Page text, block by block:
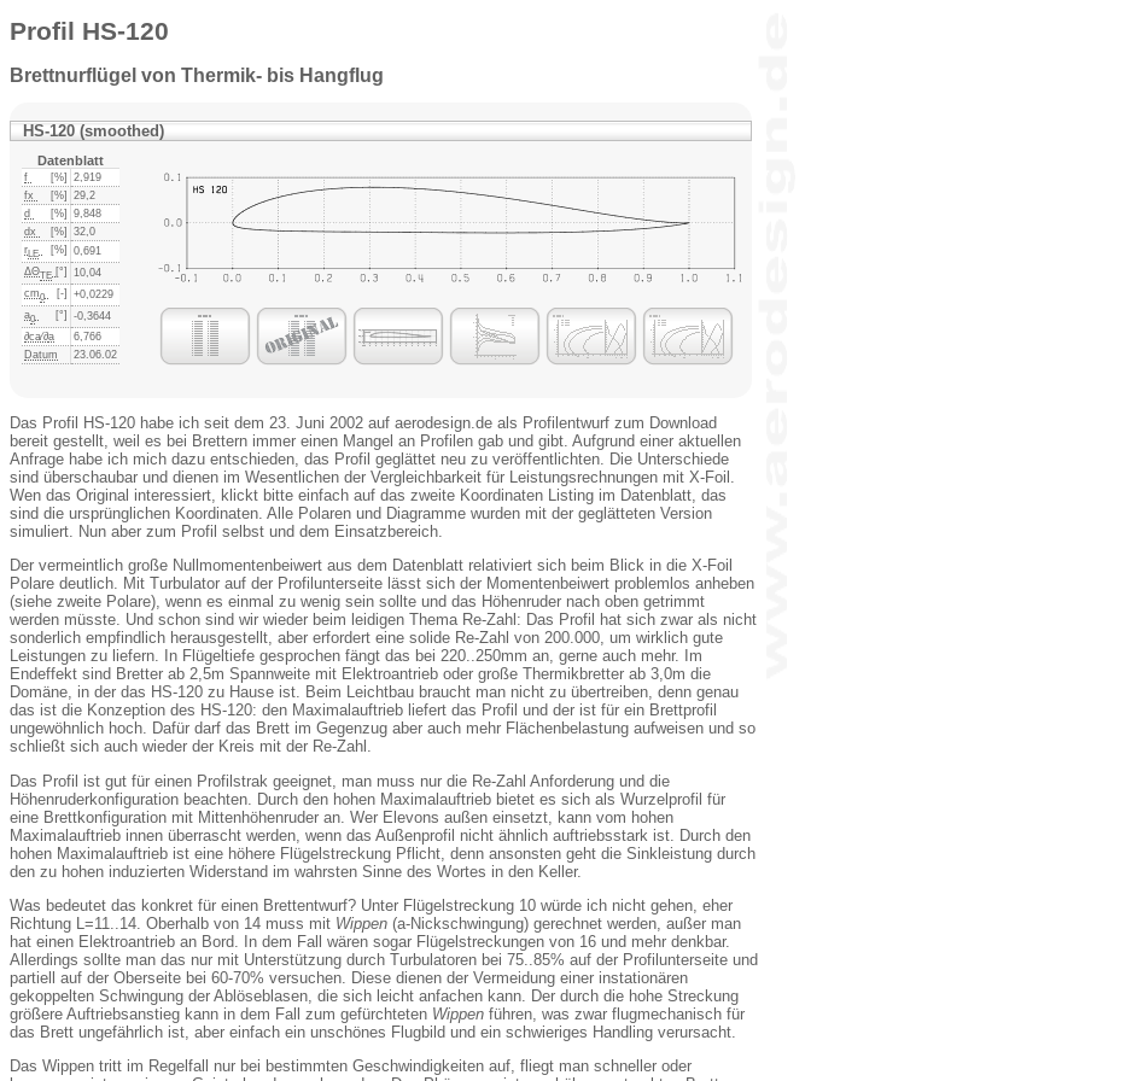
Profil HS-120
Brettnurflügel von Thermik- bis Hangflug
HS-120 (smoothed)
Datenblatt
f [%]
2,919
fx
[%]
29,2
d
[%]
9,848
dx
[%]
32,0
r LE [%]
0,691
ΔΘTE [°]
10,04
cm0 [-]
+0,0229
a0 [°]
-0,3644
∂ca⁄∂a
6,766
Datum
23.06.02
Das Profil HS-120 habe ich seit dem 23. Juni 2002 auf aerodesign.de als Profilentwurf zum Download
bereit gestellt, weil es bei Brettern immer einen Mangel an Profilen gab und gibt. Aufgrund einer aktuellen
Anfrage habe ich mich dazu entschieden, das Profil geglättet neu zu veröffentlichten. Die Unterschiede
sind überschaubar und dienen im Wesentlichen der Vergleichbarkeit für Leistungsrechnungen mit X-Foil.
Wen das Original interessiert, klickt bitte einfach auf das zweite Koordinaten Listing im Datenblatt, das
sind die ursprünglichen Koordinaten. Alle Polaren und Diagramme wurden mit der geglätteten Version
simuliert. Nun aber zum Profil selbst und dem Einsatzbereich.
Der vermeintlich große Nullmomentenbeiwert aus dem Datenblatt relativiert sich beim Blick in die X-Foil
Polare deutlich. Mit Turbulator auf der Profilunterseite lässt sich der Momentenbeiwert problemlos anheben
(siehe zweite Polare), wenn es einmal zu wenig sein sollte und das Höhenruder nach oben getrimmt
werden müsste. Und schon sind wir wieder beim leidigen Thema Re-Zahl: Das Profil hat sich zwar als nicht
sonderlich empfindlich herausgestellt, aber erfordert eine solide Re-Zahl von 200.000, um wirklich gute
Leistungen zu liefern. In Flügeltiefe gesprochen fängt das bei 220..250mm an, gerne auch mehr. Im
Endeffekt sind Bretter ab 2,5m Spannweite mit Elektroantrieb oder große Thermikbretter ab 3,0m die
Domäne, in der das HS-120 zu Hause ist. Beim Leichtbau braucht man nicht zu übertreiben, denn genau
das ist die Konzeption des HS-120: den Maximalauftrieb liefert das Profil und der ist für ein Brettprofil
ungewöhnlich hoch. Dafür darf das Brett im Gegenzug aber auch mehr Flächenbelastung aufweisen und so
schließt sich auch wieder der Kreis mit der Re-Zahl.
Das Profil ist gut für einen Profilstrak geeignet, man muss nur die Re-Zahl Anforderung und die
Höhenruderkonfiguration beachten. Durch den hohen Maximalauftrieb bietet es sich als Wurzelprofil für
eine Brettkonfiguration mit Mittenhöhenruder an. Wer Elevons außen einsetzt, kann vom hohen
Maximalauftrieb innen überrascht werden, wenn das Außenprofil nicht ähnlich auftriebsstark ist. Durch den
hohen Maximalauftrieb ist eine höhere Flügelstreckung Pflicht, denn ansonsten geht die Sinkleistung durch
den zu hohen induzierten Widerstand im wahrsten Sinne des Wortes in den Keller.
Was bedeutet das konkret für einen Brettentwurf? Unter Flügelstreckung 10 würde ich nicht gehen, eher
Richtung L=11..14. Oberhalb von 14 muss mit Wippen (a-Nickschwingung) gerechnet werden, außer man
hat einen Elektroantrieb an Bord. In dem Fall wären sogar Flügelstreckungen von 16 und mehr denkbar.
Allerdings sollte man das nur mit Unterstützung durch Turbulatoren bei 75..85% auf der Profilunterseite und
partiell auf der Oberseite bei 60-70% versuchen. Diese dienen der Vermeidung einer instationären
gekoppelten Schwingung der Ablöseblasen, die sich leicht anfachen kann. Der durch die hohe Streckung
größere Auftriebsanstieg kann in dem Fall zum gefürchteten Wippen führen, was zwar flugmechanisch für
das Brett ungefährlich ist, aber einfach ein unschönes Flugbild und ein schwieriges Handling verursacht.
Das Wippen tritt im Regelfall nur bei bestimmten Geschwindigkeiten auf, fliegt man schneller oder